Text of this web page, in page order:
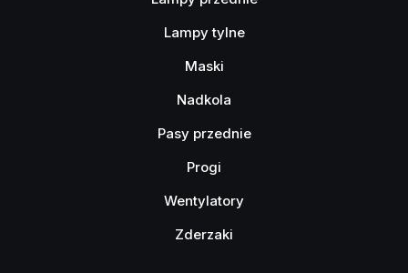
Lampy tylne
Maski
Nadkola
Pasy przednie
Progi
Wentylatory
Zderzaki